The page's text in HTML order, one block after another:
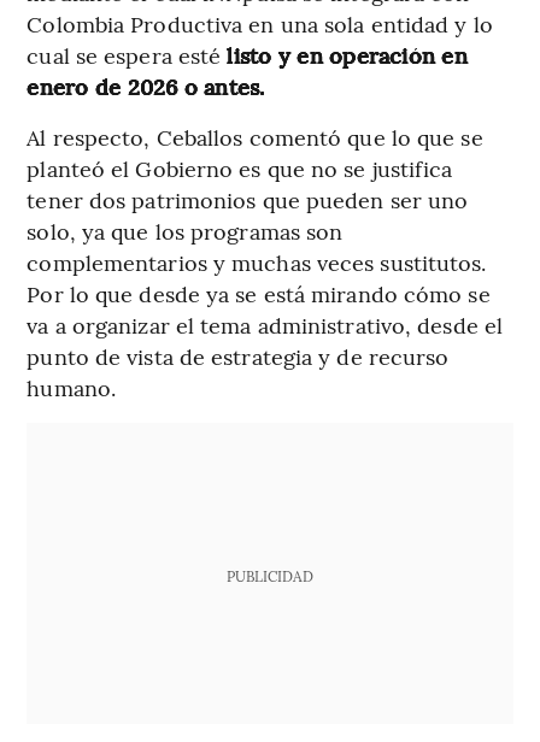
Colombia Productiva en una sola entidad y lo
cual se espera estélisto y en operación en
enero de 2026 o antes.
Al respecto, Ceballos comentó que lo que se
planteó el Gobierno es que no se justifica
tener dos patrimonios que pueden ser uno
solo, ya que los programas son
complementarios y muchas veces sustitutos.
Por lo que desde ya se está mirando cómo se
va a organizar el tema administrativo, desde el
punto de vista de estrategia y de recurso
humano.
PUBLICIDAD